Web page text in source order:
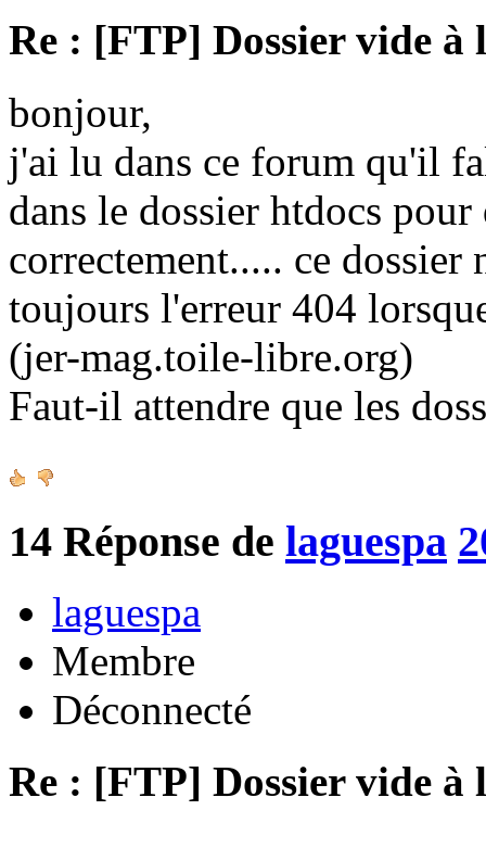
Re : [FTP] Dossier vide à
bonjour,
j'ai lu dans ce forum qu'il
dans le dossier htdocs
correctement..... ce dossier
toujours l'erreur 404
(jer-mag.toile-libre.org)
Faut-il attendre que les
14 Réponse de laguespa
laguespa
Membre
Déconnecté
Re : [FTP] Dossier vide à